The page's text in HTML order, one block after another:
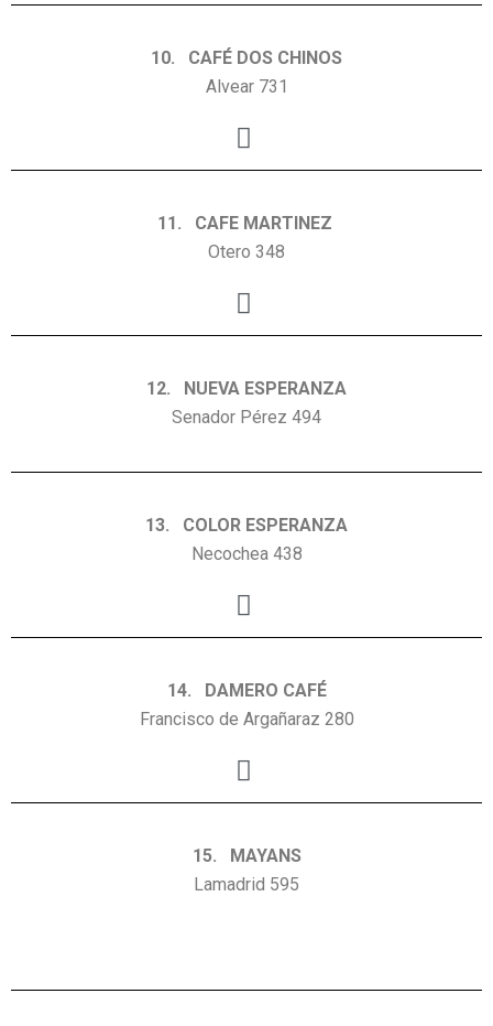
10. CAFÉ DOS CHINOS
Alvear 731
11. CAFE MARTINEZ
Otero 348
12. NUEVA ESPERANZA
Senador Pérez 494
13. COLOR ESPERANZA
Necochea 438
14. DAMERO CAFÉ
Francisco de Argañaraz 280
15. MAYANS
Lamadrid 595